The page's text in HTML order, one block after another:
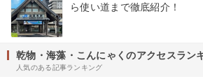
ら使い道まで徹底紹介！
乾物・海藻・こんにゃくのアクセスラン
人気のある記事ランキング